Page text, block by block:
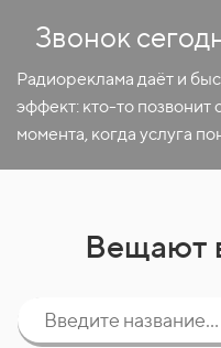
Звонок
Радиореклама даёт и
эффект: кто-то позвонит
момента, когда услуга
Вещают